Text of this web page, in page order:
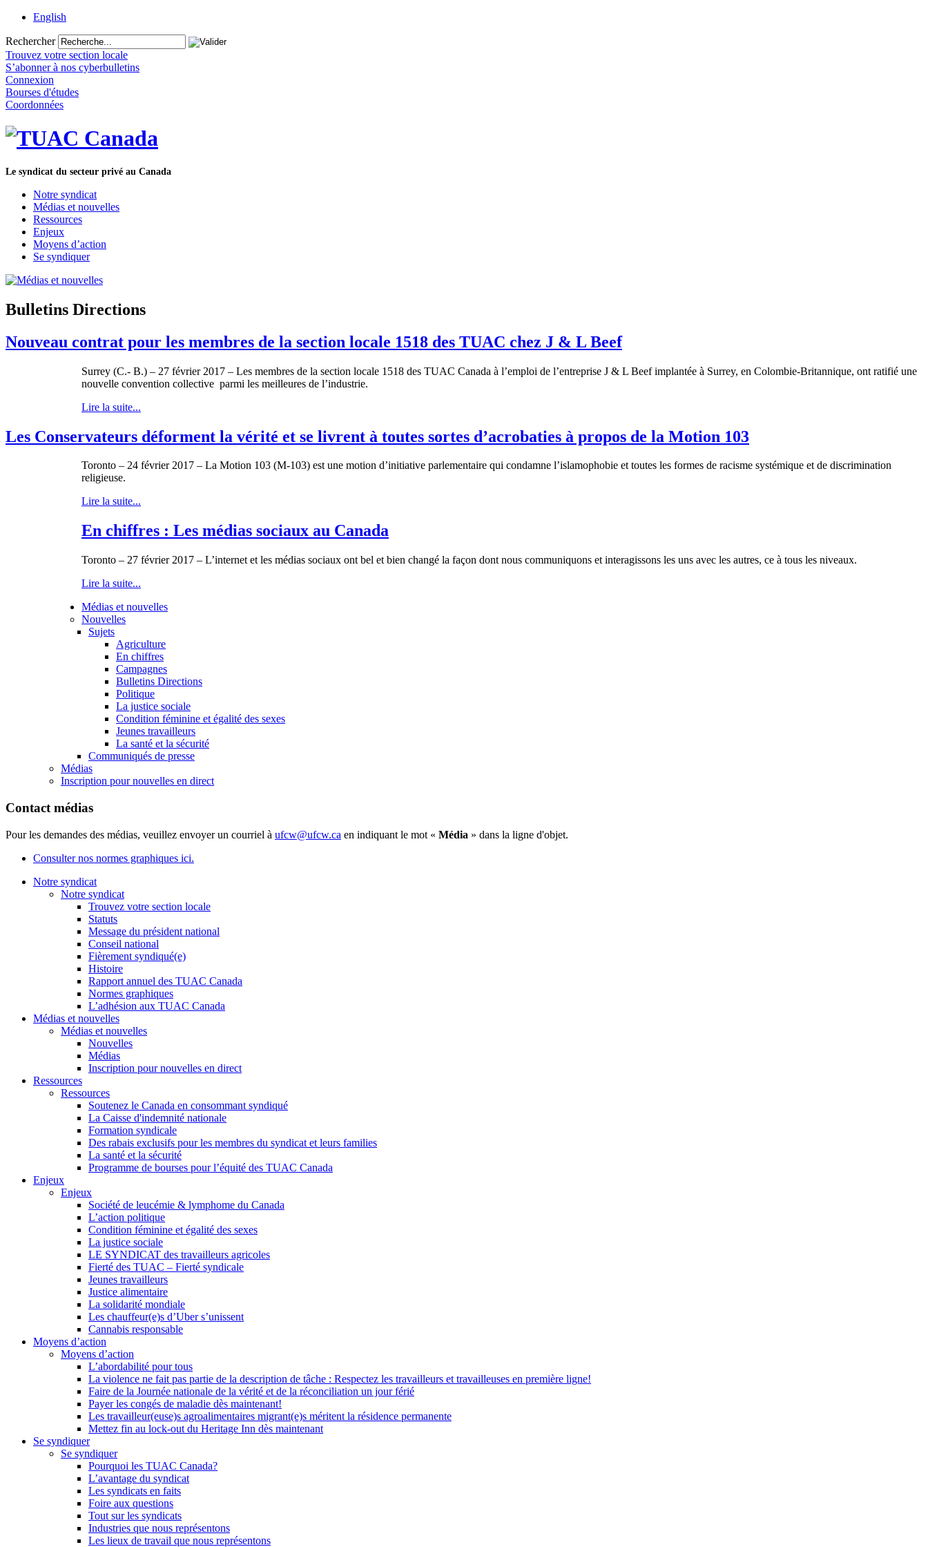
English
Rechercher
Trouvez votre section locale
S’abonner à nos cyberbulletins
Connexion
Bourses d'études
Coordonnées
Le syndicat du secteur privé au Canada
Notre syndicat
Médias et nouvelles
Ressources
Enjeux
Moyens d’action
Se syndiquer
Bulletins Directions
Nouveau contrat pour les membres de la section locale 1518 des TUAC chez J & L Beef
Surrey (C.- B.) – 27 février 2017 – Les membres de la section locale 1518 des TUAC Canada à l’emploi de l’entreprise J & L Beef implantée à Surrey, en Colombie-Britannique, ont ratifié une
nouvelle convention collective parmi les meilleures de l’industrie.
Lire la suite...
Les Conservateurs déforment la vérité et se livrent à toutes sortes d’acrobaties à propos de la Motion 103
Toronto – 24 février 2017 – La Motion 103 (M-103) est une motion d’initiative parlementaire qui condamne l’islamophobie et toutes les formes de racisme systémique et de discrimination
religieuse.
Lire la suite...
En chiffres : Les médias sociaux au Canada
Toronto – 27 février 2017 – L’internet et les médias sociaux ont bel et bien changé la façon dont nous communiquons et interagissons les uns avec les autres, ce à tous les niveaux.
Lire la suite...
Médias et nouvelles
Nouvelles
Sujets
Agriculture
En chiffres
Campagnes
Bulletins Directions
Politique
La justice sociale
Condition féminine et égalité des sexes
Jeunes travailleurs
La santé et la sécurité
Communiqués de presse
Médias
Inscription pour nouvelles en direct
Contact médias
Pour les demandes des médias, veuillez envoyer un courriel à ufcw@ufcw.ca en indiquant le mot « Média » dans la ligne d'objet.
Consulter nos normes graphiques ici.
Notre syndicat
Notre syndicat
Trouvez votre section locale
Statuts
Message du président national
Conseil national
Fièrement syndiqué(e)
Histoire
Rapport annuel des TUAC Canada
Normes graphiques
L’adhésion aux TUAC Canada
Médias et nouvelles
Médias et nouvelles
Nouvelles
Médias
Inscription pour nouvelles en direct
Ressources
Ressources
Soutenez le Canada en consommant syndiqué
La Caisse d'indemnité nationale
Formation syndicale
Des rabais exclusifs pour les membres du syndicat et leurs families
La santé et la sécurité
Programme de bourses pour l’équité des TUAC Canada
Enjeux
Enjeux
Société de leucémie & lymphome du Canada
L’action politique
Condition féminine et égalité des sexes
La justice sociale
LE SYNDICAT des travailleurs agricoles
Fierté des TUAC – Fierté syndicale
Jeunes travailleurs
Justice alimentaire
La solidarité mondiale
Les chauffeur(e)s d’Uber s’unissent
Cannabis responsable
Moyens d’action
Moyens d’action
L’abordabilité pour tous
La violence ne fait pas partie de la description de tâche : Respectez les travailleurs et travailleuses en première ligne!
Faire de la Journée nationale de la vérité et de la réconciliation un jour férié
Payer les congés de maladie dès maintenant!
Les travailleur(euse)s agroalimentaires migrant(e)s méritent la résidence permanente
Mettez fin au lock-out du Heritage Inn dès maintenant
Se syndiquer
Se syndiquer
Pourquoi les TUAC Canada?
L’avantage du syndicat
Les syndicats en faits
Foire aux questions
Tout sur les syndicats
Industries que nous représentons
Les lieux de travail que nous représentons